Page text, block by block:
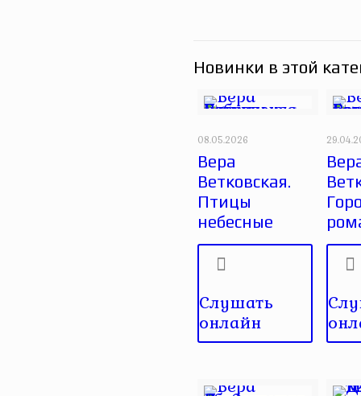
Новинки в этой
08.05.2026
Вера
Ветковская.
Птицы
небесные
Слушать
онлайн